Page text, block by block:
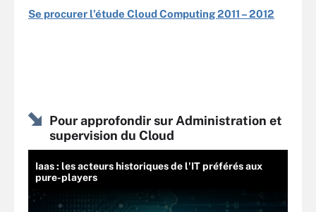
Se procurer l’étude Cloud Computing 2011 – 2012
Pour approfondir sur Administration et
supervision du Cloud
Iaas : les acteurs historiques de l'IT préférés aux
pure-players